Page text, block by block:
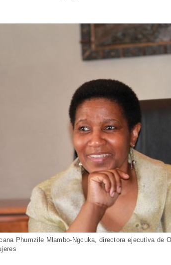
Phumzile Mlambo-Ngcuka, directora ejecutiva de